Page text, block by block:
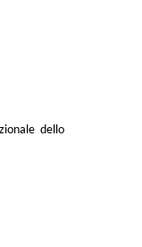
dello